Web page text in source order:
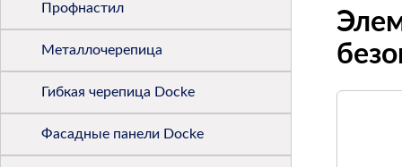
Профнастил
Металлочерепица
Гибкая черепица Docke
Фасадные панели Docke